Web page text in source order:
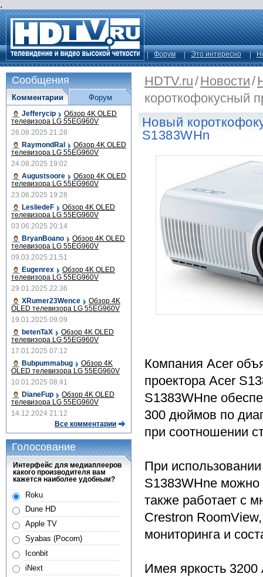
.
Форум Это интересно
HDTV.ru/Новости/
короткофокусный
Новый
S1383WHn
Компания Acer
проектора Acer
S1383WHne
300 дюймов по
при соотношении
При
S1383WHne можно
также работает с
Crestron
мониторинга и
Имея яркость
Сообщения
Комментарии
Jefferycip Обзор 4K OLED
телевизора LG 55EG960V
26.08.2025 21:28
RaymondRal
Обзор 4K OLED
телевизора LG 55EG960V
24.08.2025 19:02
Augustsoore
Обзор 4K OLED
телевизора LG 55EG960V
23.06.2025 19:28
LesliedeF
Обзор 4K OLED
телевизора LG 55EG960V
03.06.2025 20:14
BryanBoano
Обзор 4K OLED
телевизора LG 55EG960V
09.03.2025 21:51
Eugenrex
Обзор 4K OLED
телевизора LG 55EG960V
29.01.2025 22:36
XRumer23Wence
Обзор 4K
OLED телевизора LG 55EG960V
19.01.2025 09:09
betenTaX
Обзор 4K OLED
телевизора LG 55EG960V
17.01.2025 07:12
Bubpummabug
Обзор 4K
OLED телевизора LG 55EG960V
10.01.2025 08:41
DianeFup
Обзор 4K OLED
телевизора LG 55EG960V
14.12.2024 21:12
Все комментарии
Форум
Голосование
Интерфейс для медиаплееров
какого производителя вам
кажется наиболее удобным?
Roku
Dune HD
Apple TV
Syabas (Pocorn)
Iconbit
iNext